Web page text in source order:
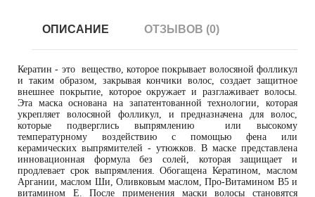
ОПИСАНИЕ ОТЗЫВОВ (0)
Кератин - это вещество, которое покрывает волосяной фолликул
и таким образом, закрывая кончики волос, создает защитное
внешнее покрытие, которое окружает и разглаживает волосы.
Эта маска основана на запатентованной технологии, которая
укрепляет волосяной фолликул, и предназначена для волос,
которые подверглись выпрямлению или высокому
температурному воздействию с помощью фена или
керамических выпрямителей - утюжков. В маске представлена
инновационная формула без солей, которая защищает и
продлевает срок выпрямления. Обогащена Кератином, маслом
Аргании, маслом Ши, Оливковым маслом, Про-Витамином В5 и
витамином Е. После применения маски волосы становятся